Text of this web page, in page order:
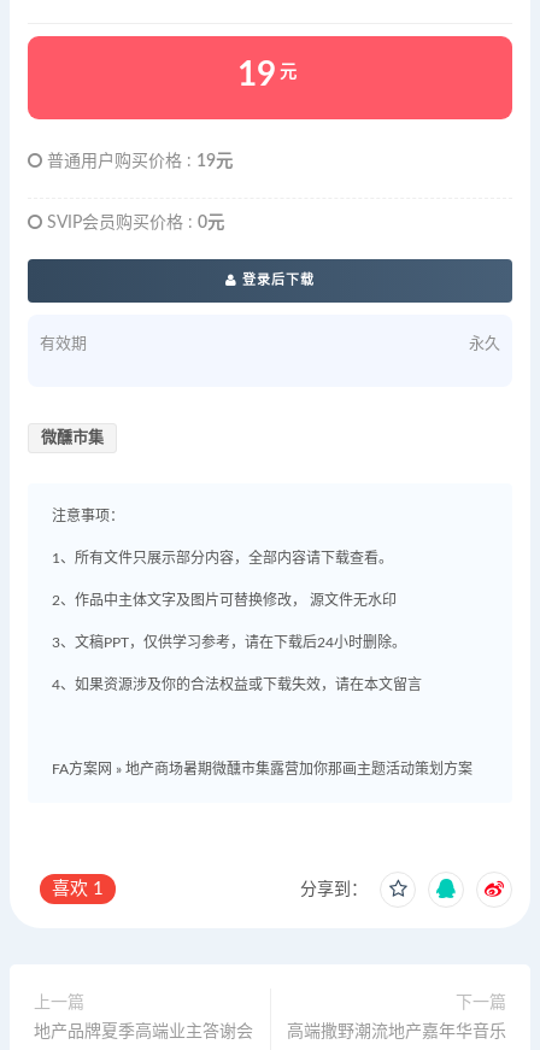
19 元
普通用户购买价格 : 19元
SVIP会员购买价格 : 0元
登录后下载
有效期 永久
微醺市集
注意事项：
1、所有文件只展示部分内容，全部内容请下载查看。
2、作品中主体文字及图片可替换修改， 源文件无水印
3、文稿PPT，仅供学习参考，请在下载后24小时删除。
4、如果资源涉及你的合法权益或下载失效，请在本文留言
FA方案网 » 地产商场暑期微醺市集露营加你那画主题活动策划方案
喜欢 1 分享到：
上一篇
地产品牌夏季高端业主答谢会
下一篇
高端撒野潮流地产嘉年华音乐